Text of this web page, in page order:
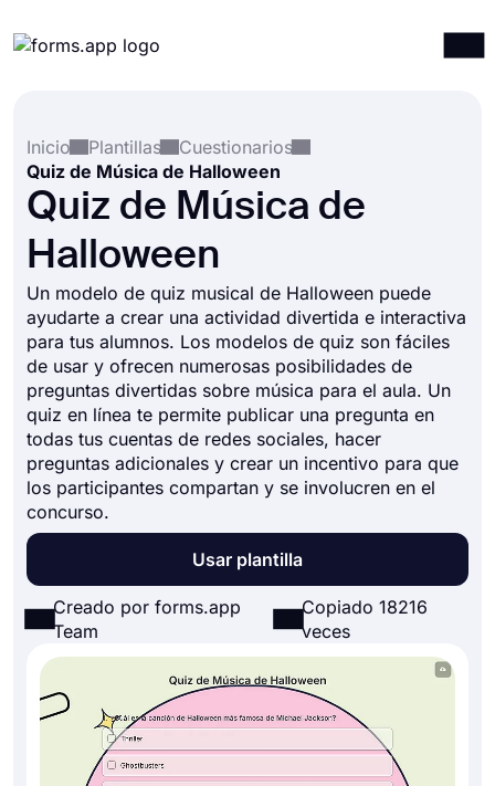
Integraciones
Plantillas
Recursos
Inicio
Plantillas
Cuestionarios
Quiz de Música de Halloween
Quiz de Música de
Halloween
Un modelo de quiz musical de Halloween puede
ayudarte a crear una actividad divertida e interactiva
para tus alumnos. Los modelos de quiz son fáciles
de usar y ofrecen numerosas posibilidades de
preguntas divertidas sobre música para el aula. Un
quiz en línea te permite publicar una pregunta en
todas tus cuentas de redes sociales, hacer
preguntas adicionales y crear un incentivo para que
los participantes compartan y se involucren en el
concurso.
Usar plantilla
Creado por forms.app
Team
Copiado 18216
veces